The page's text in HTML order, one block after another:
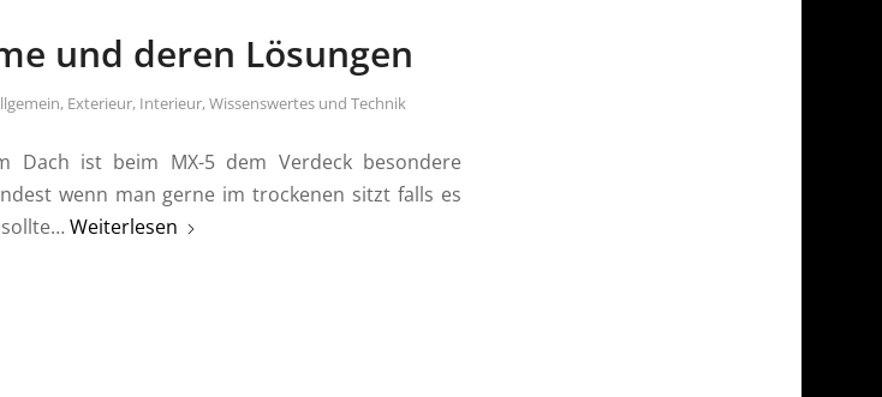
und deren Lösungen
, Exterieur, Interieur,Wissenswertes und Technik
Dach ist beim MX-5 dem Verdeck besondere
wenn man gerne im trockenen sitzt falls es
Weiterlesen